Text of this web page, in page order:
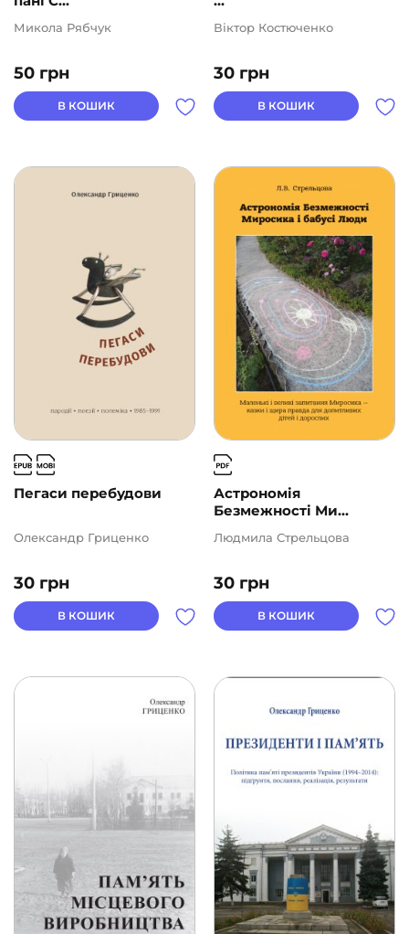
Морфеус
Нора-Друк
Ранок(212)
Фабула (273)
ФОП Вишневська Ксеня Іванівна(3)
ФОП Опанасенко С.В.
Чорні вівці (71)
Ще одну сторінку(10)
АВТОРИ
50 грн
Микола Рябчук
В КОШИК
30 грн
Віктор Костюченко
В КОШИК
Пегаси перебудови
30 грн
Олександр Гриценко
В КОШИК
Астрономія
Безмежності Ми...
30 грн
Людмила Стрельцова
В КОШИК